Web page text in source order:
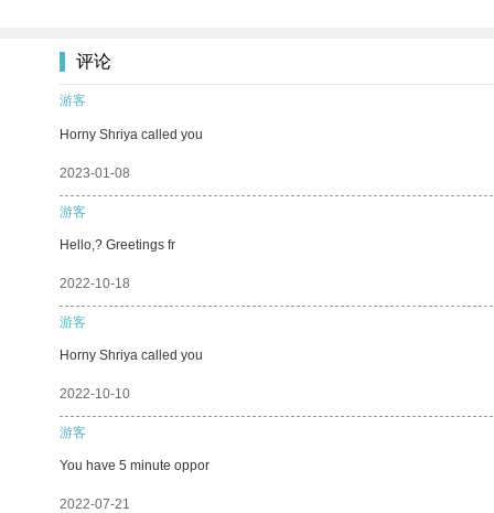
评论
游客
Horny Shriya called you
2023-01-08
游客
Hello,? Greetings fr
2022-10-18
游客
Horny Shriya called you
2022-10-10
游客
You have 5 minute oppor
2022-07-21